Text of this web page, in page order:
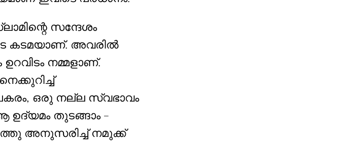
സന്ദേശം
കടമയാണ്. അവരിൽ
നമ്മളാണ്.
ഒരു നല്ല സ്വഭാവം
തുടങ്ങാം –
അനുസരിച്ച് നമുക്ക്